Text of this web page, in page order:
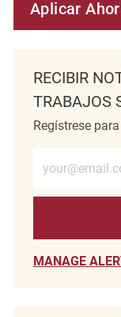
Aplicar
RECIBIR
TRABAJOS
Regístrese
MANAGE